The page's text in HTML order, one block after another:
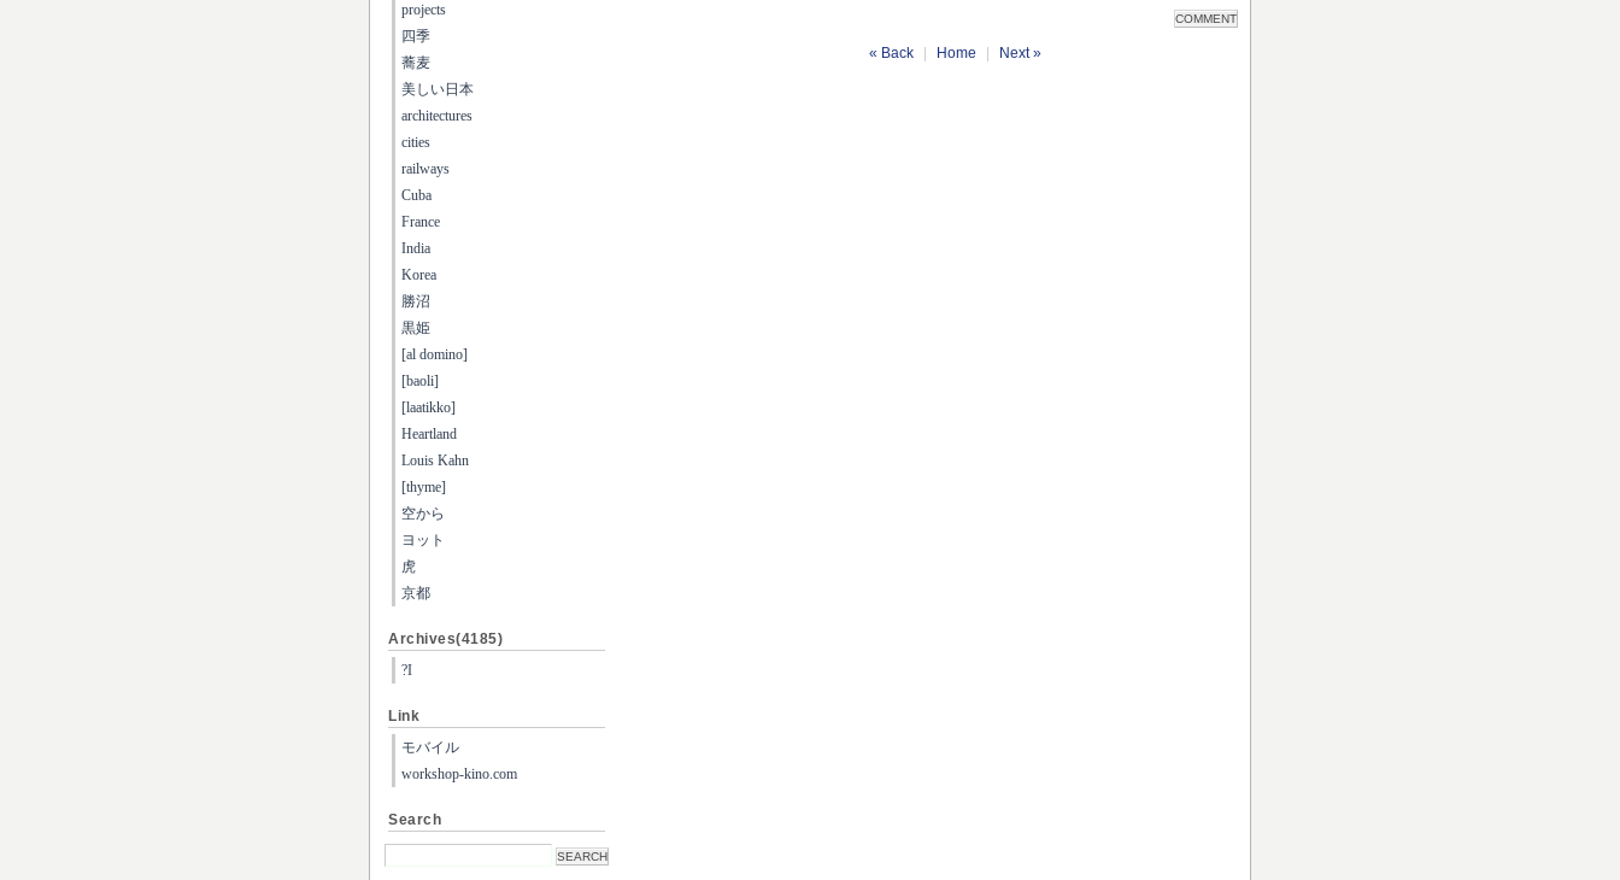
« Back | Home | Next »
projects
四季
蕎麦
美しい日本
architectures
cities
railways
Cuba
France
India
Korea
勝沼
黒姫
[al domino]
[baoli]
[laatikko]
Heartland
Louis Kahn
[thyme]
空から
ヨット
虎
京都
Archives(4185)
?I
Link
モバイル
workshop-kino.com
Search